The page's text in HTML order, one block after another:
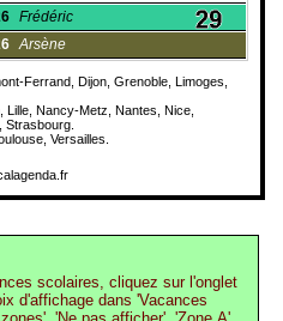
Frédéric
Arsène
Ferrand, Dijon, Grenoble, Limoges,
Lille, Nancy-Metz, Nantes, Nice,
Strasbourg.
Versailles.
scolaires, cliquez sur l'onglet
d'affichage dans 'Vacances